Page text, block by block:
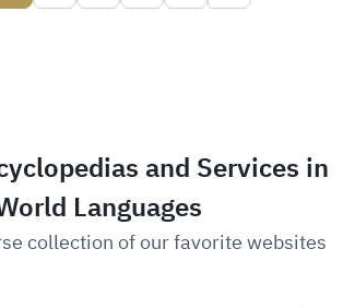
and Services in
Languages
collection of our favorite websites